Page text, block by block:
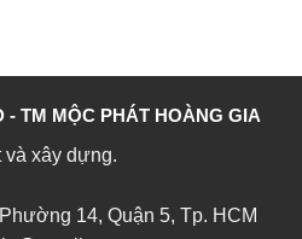
- TM MỘC PHÁT HOÀNG GIA
và xây dựng.
14, Quận 5, Tp. HCM